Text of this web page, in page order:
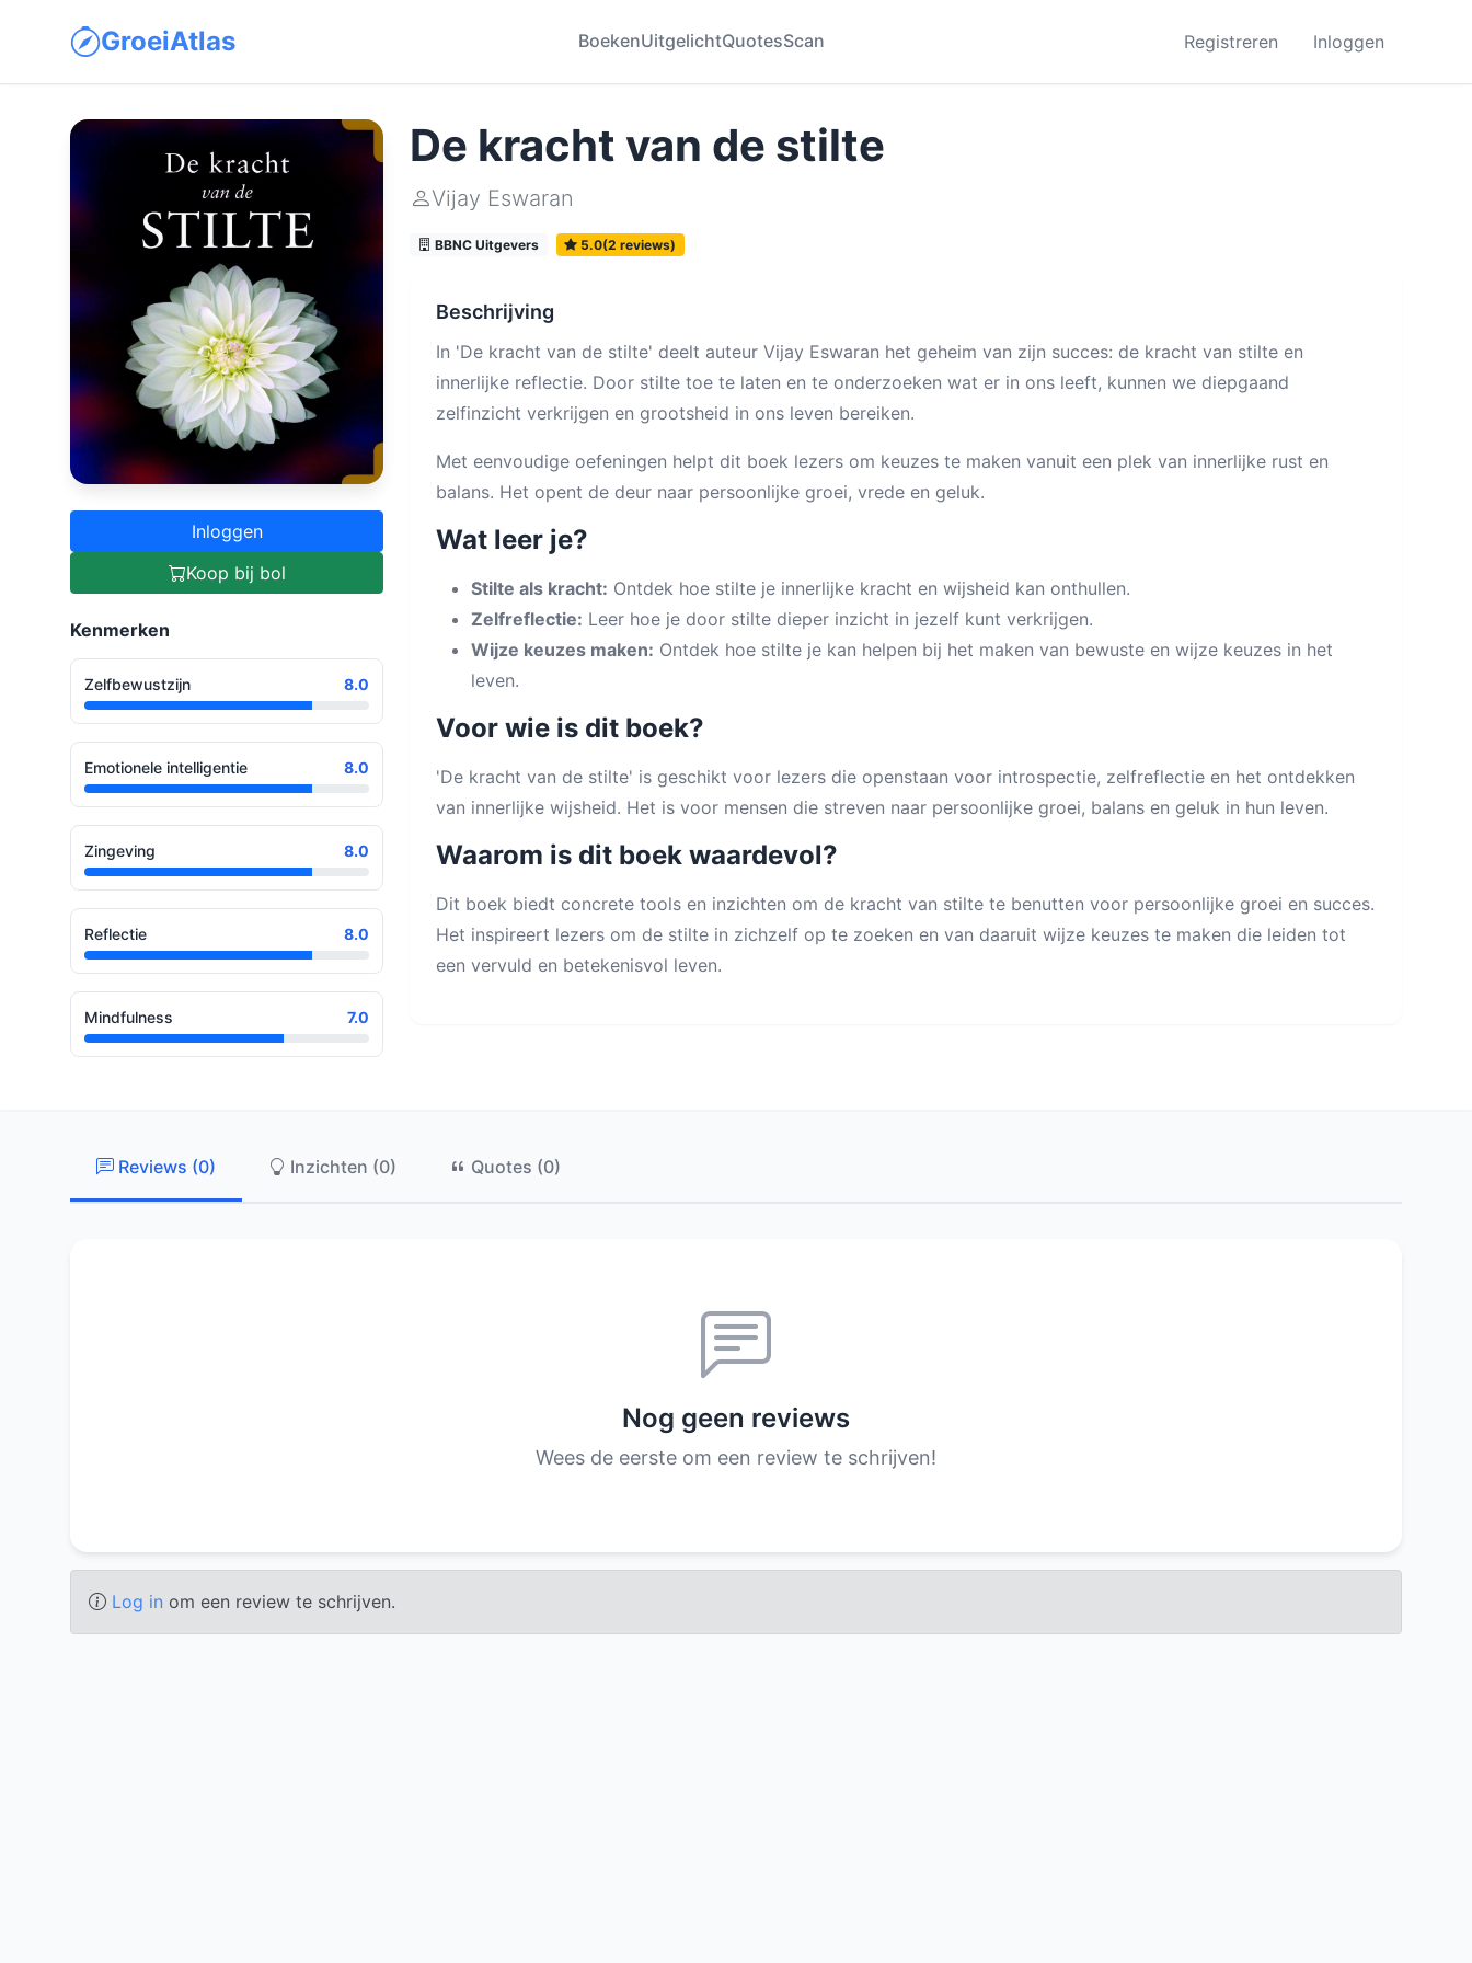
GroeiAtlas BoekenUitgelichtQuotesScan Registreren Inloggen
Inloggen
Koop bij bol
Kenmerken
Zelfbewustzijn 8.0
Emotionele intelligentie 8.0
Zingeving 8.0
Reflectie 8.0
Mindfulness 7.0
De kracht van de stilte
Vijay Eswaran
BBNC Uitgevers 5.0(2 reviews)
Beschrijving
In 'De kracht van de stilte' deelt auteur Vijay Eswaran het geheim van zijn succes: de kracht van stilte en
innerlijke reflectie. Door stilte toe te laten en te onderzoeken wat er in ons leeft, kunnen we diepgaand
zelfinzicht verkrijgen en grootsheid in ons leven bereiken.
Met eenvoudige oefeningen helpt dit boek lezers om keuzes te maken vanuit een plek van innerlijke rust en
balans. Het opent de deur naar persoonlijke groei, vrede en geluk.
Wat leer je?
Stilte als kracht: Ontdek hoe stilte je innerlijke kracht en wijsheid kan onthullen.
Zelfreflectie: Leer hoe je door stilte dieper inzicht in jezelf kunt verkrijgen.
Wijze keuzes maken: Ontdek hoe stilte je kan helpen bij het maken van bewuste en wijze keuzes in het
leven.
Voor wie is dit boek?
'De kracht van de stilte' is geschikt voor lezers die openstaan voor introspectie, zelfreflectie en het ontdekken
van innerlijke wijsheid. Het is voor mensen die streven naar persoonlijke groei, balans en geluk in hun leven.
Waarom is dit boek waardevol?
Dit boek biedt concrete tools en inzichten om de kracht van stilte te benutten voor persoonlijke groei en succes.
Het inspireert lezers om de stilte in zichzelf op te zoeken en van daaruit wijze keuzes te maken die leiden tot
een vervuld en betekenisvol leven.
Reviews (0) Inzichten (0) Quotes (0)
Nog geen reviews
Wees de eerste om een review te schrijven!
Log in om een review te schrijven.